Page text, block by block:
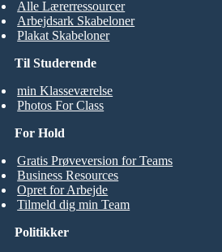
Til Studerende
min Klasseværelse
Photos For Class
Alle Lærerressourcer
Arbejdsark Skabeloner
Plakat Skabeloner
For Hold
Gratis Prøveversion for Teams
Business Resources
Opret for Arbejde
Tilmeld dig min Team
Politikker